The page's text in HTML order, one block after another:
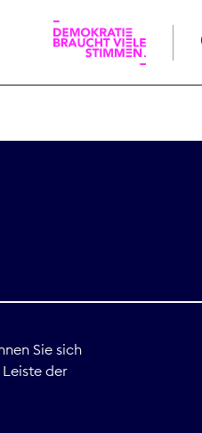
Sie sich
der